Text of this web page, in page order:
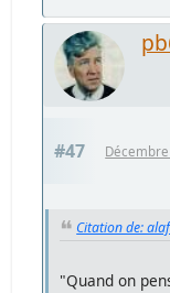
#47
Citation de:
"Quand on